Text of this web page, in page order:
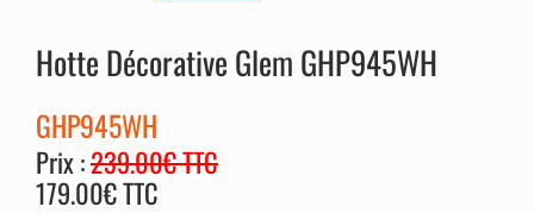
Hotte Décorative Glem GHP945WH
GHP945WH
Prix :239.00€ TTC
179.00€ TTC